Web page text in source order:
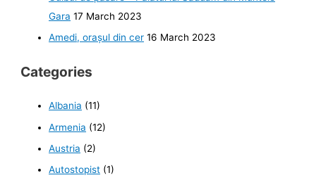
Gara 17 March 2023
Amedi, orașul din cer 16 March 2023
Categories
Albania (11)
Armenia (12)
Austria (2)
Autostopist (1)